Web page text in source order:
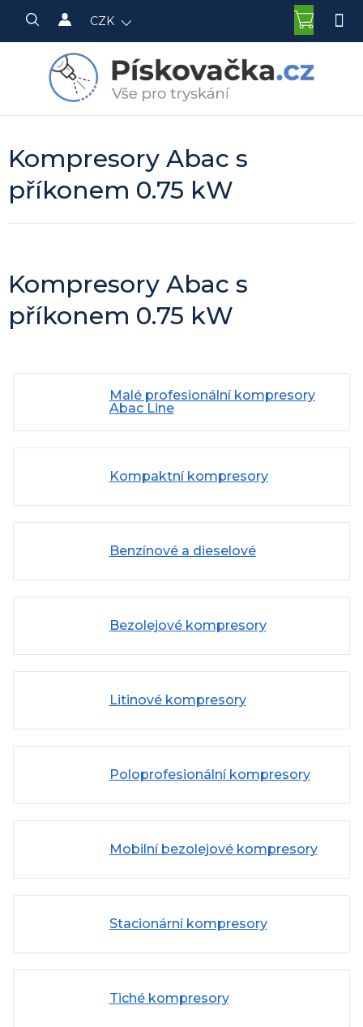
obsah
CZK
KOŠÍK
Kompresory Abac s
příkonem 0.75 kW
Kompresory Abac s
příkonem 0.75 kW
Malé profesionální kompresory
Abac Line
Kompaktní kompresory
Benzínové a dieselové
Bezolejové kompresory
Litinové kompresory
Poloprofesionální kompresory
Mobilní bezolejové kompresory
Stacionární kompresory
Tiché kompresory